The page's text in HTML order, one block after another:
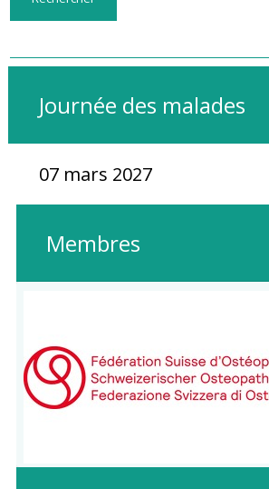
Journée des malades
07 mars 2027
Membres